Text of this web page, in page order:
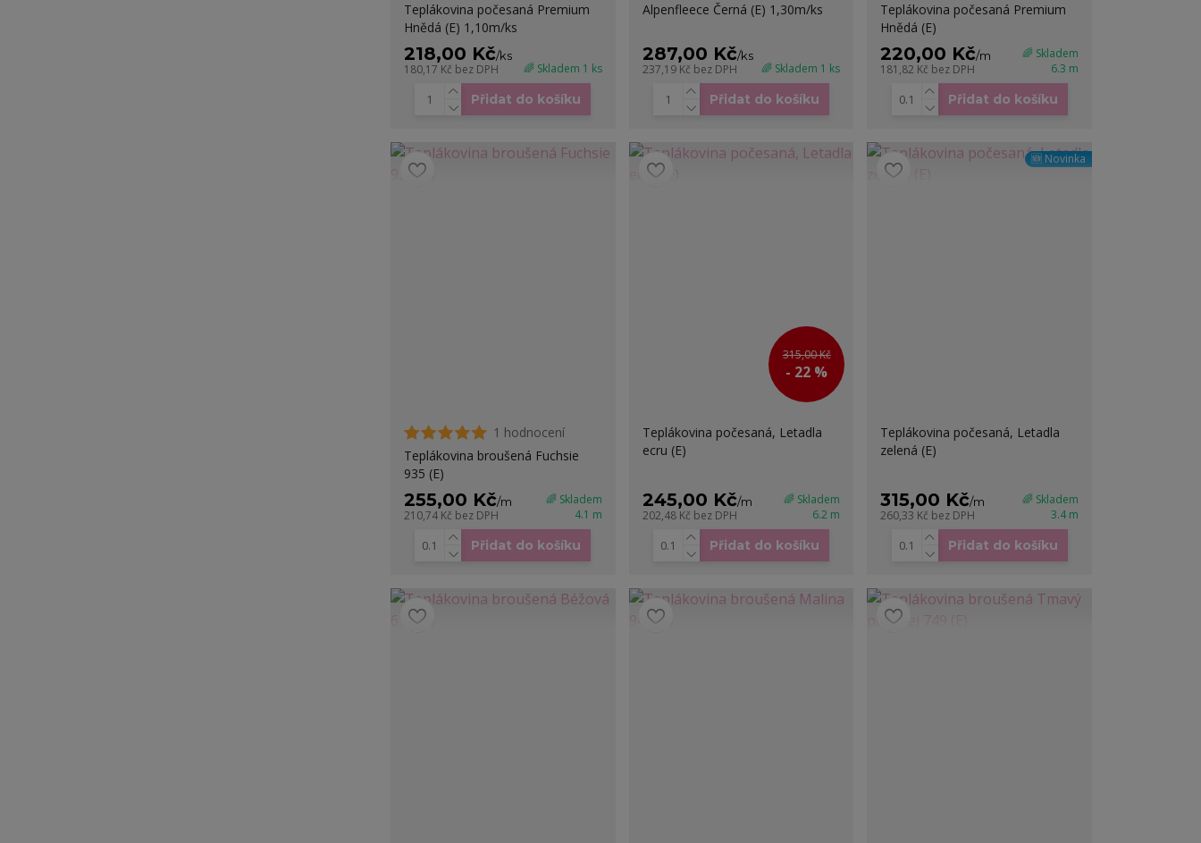
Teplákovina počesaná Premium
Hnědá (E) 1,10m/ks
218,00 Kč/ks
180,17 Kč bez DPH 🌈 Skladem 1 ks
Přidat do košíku
Alpenfleece Černá (E) 1,30m/ks
287,00 Kč/ks
237,19 Kč bez DPH 🌈 Skladem 1 ks
Přidat do košíku
Teplákovina počesaná Premium
Hnědá (E)
220,00 Kč/m
181,82 Kč bez DPH
🌈 Skladem
6.3 m
Přidat do košíku
1 hodnocení
Teplákovina broušená Fuchsie
935 (E)
255,00 Kč/m
210,74 Kč bez DPH
🌈 Skladem
4.1 m
Přidat do košíku
315,00 Kč
- 22 %
Teplákovina počesaná, Letadla
ecru (E)
245,00 Kč/m
202,48 Kč bez DPH
🌈 Skladem
6.2 m
Přidat do košíku
🆕 Novinka
Teplákovina počesaná, Letadla
zelená (E)
315,00 Kč/m
260,33 Kč bez DPH
🌈 Skladem
3.4 m
Přidat do košíku